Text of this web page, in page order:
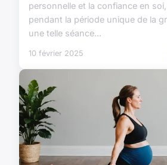
personnelle et la confiance en
pendant la période unique de la
une telle séance...
10 février 2025